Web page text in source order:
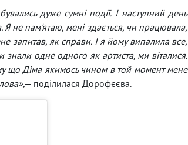
дуже сумні події. І наступний день
Я не пам'ятаю, мені здається, чи працювала,
запитав, як справи. І я йому випалила все,
одне одного як артиста, ми віталися.
що Діма якимось чином в той момент мене
,— поділилася Дорофєєва.